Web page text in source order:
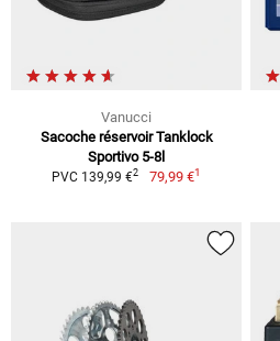
Vanucci
Sacoche réservoir Tanklock
Sportivo 5-8l
PVC 139,99 €2 79,99 €1